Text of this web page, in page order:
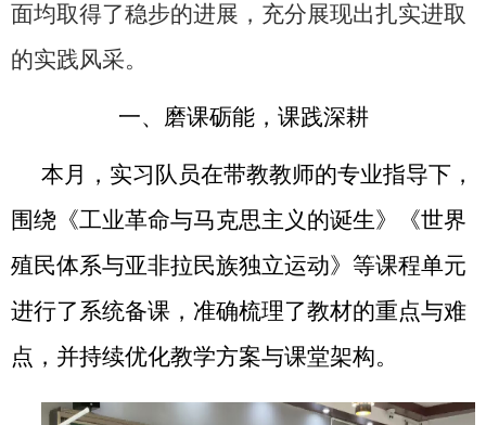
面均取得了稳步的进展，充分展现出扎实进取
的实践风采。
一、磨课砺能，课践深耕
本月，实习队员在带教教师的专业指导下，
围绕《工业革命与马克思主义的诞生》《世界
殖民体系与亚非拉民族独立运动》等课程单元
进行了系统备课，准确梳理了教材的重点与难
点，并持续优化教学方案与课堂架构。